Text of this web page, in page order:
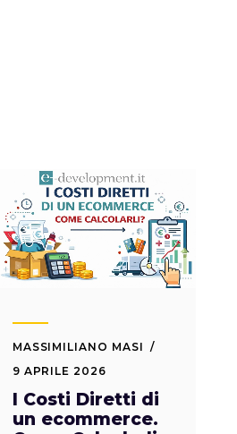
MASSIMILIANO MASI
9 APRILE 2026
I Costi Diretti di
un ecommerce.